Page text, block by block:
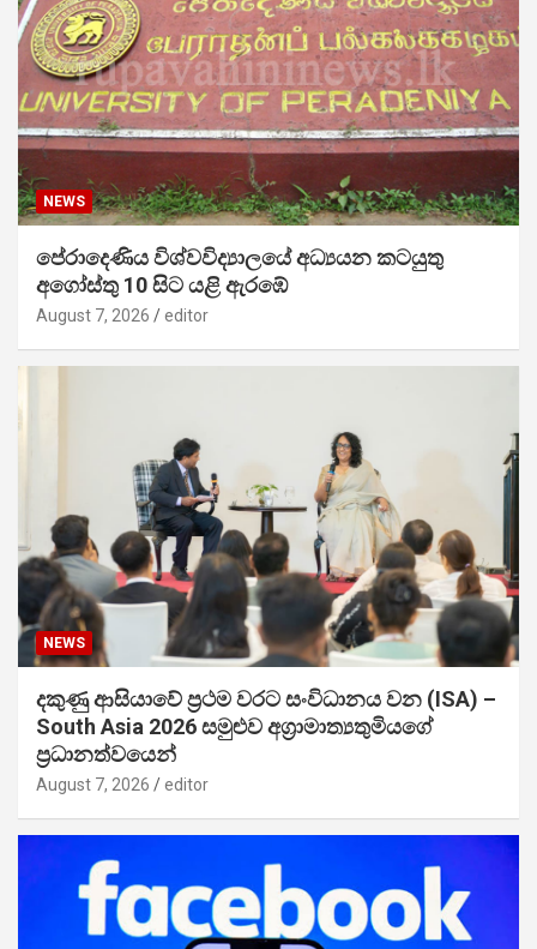
NEWS
පේරාදෙණිය විශ්වවිද්‍යාලයේ අධ්‍යයන කටයුතු
අගෝස්තු 10 සිට යළි ඇරඹේ
August 7, 2026 editor
NEWS
දකුණු ආසියාවේ ප්‍රථම වරට සංවිධානය වන (ISA) –
South Asia 2026 සමුළුව අග්‍රාමාත්‍යතුමියගේ
ප්‍රධානත්වයෙන්
August 7, 2026 editor